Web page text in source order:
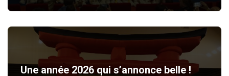
Une année 2026 qui s’annonce belle !